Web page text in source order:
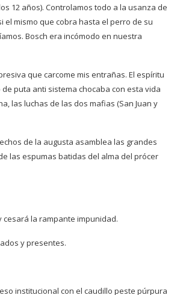
12 años). Controlamos todo a la usanza de
el mismo que cobra hasta el perro de su
Bosch era incómodo en nuestra
que carcome mis entrañas. El espíritu
puta anti sistema chocaba con esta vida
las luchas de las dos mafias (San Juan y
de la augusta asamblea las grandes
las espumas batidas del alma del prócer
cesará la rampante impunidad.
y presentes.
institucional con el caudillo peste púrpura